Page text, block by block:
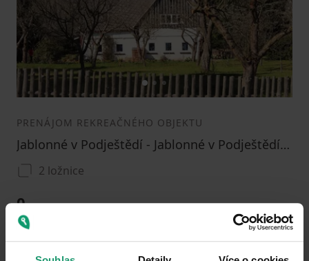
12 3
PRENÁJOM REKREAČNÉHO OBJEKTU
Jablonné v Podještědí - Jablonné v Podještědí, Liberecký kraj
2 ložnice
0